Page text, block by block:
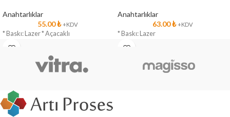
Anahtarlıklar
55.00₺ +KDV
* Baskı: Lazer * Açacaklı
Anahtarlıklar
63.00₺ +KDV
* Baskı: Lazer